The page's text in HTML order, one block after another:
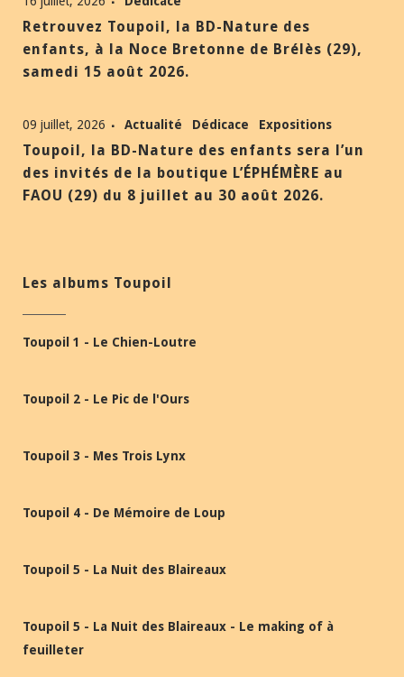
Retrouvez Toupoil, la BD-Nature des
enfants, à la Noce Bretonne de Brélès (29),
samedi 15 août 2026.
09 juillet, 2026 Actualité Dédicace Expositions
Toupoil, la BD-Nature des enfants sera l’un
des invités de la boutique L’ÉPHÉMÈRE au
FAOU (29) du 8 juillet au 30 août 2026.
Les albums Toupoil
Toupoil 1 - Le Chien-Loutre
Toupoil 2 - Le Pic de l'Ours
Toupoil 3 - Mes Trois Lynx
Toupoil 4 - De Mémoire de Loup
Toupoil 5 - La Nuit des Blaireaux
Toupoil 5 - La Nuit des Blaireaux - Le making of à
feuilleter